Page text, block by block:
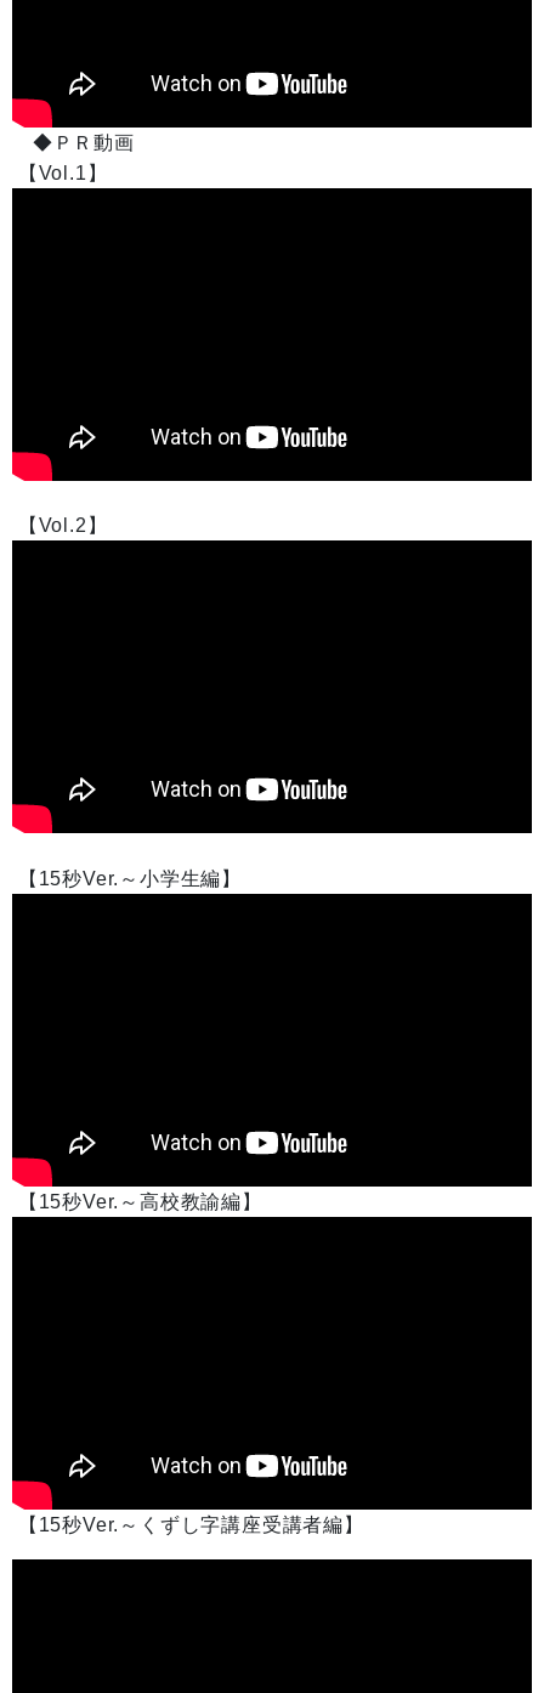
◆ＰＲ動画
【Vol.1】
【Vol.2】
【15秒Ver.～小学生編】
【15秒Ver.～高校教諭編】
【15秒Ver.～くずし字講座受講者編】